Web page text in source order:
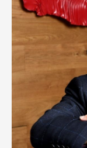
Tijuana
Innovadora
a
con
través
de